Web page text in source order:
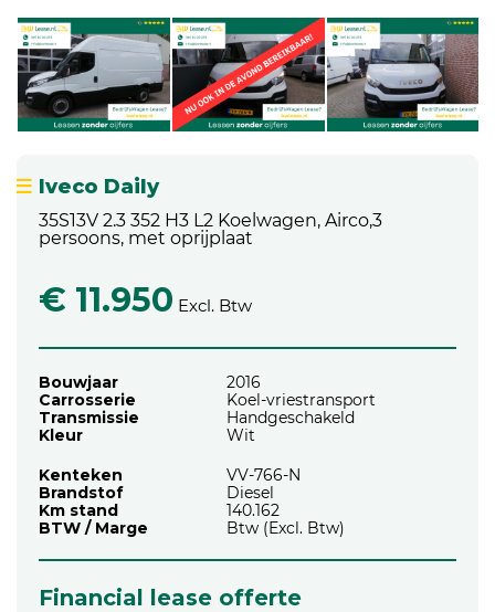
Iveco Daily
35S13V 2.3 352 H3 L2 Koelwagen, Airco,3
persoons, met oprijplaat
€ 11.950 Excl. Btw
Bouwjaar
2016
Carrosserie
Koel-vriestransport
Transmissie
Handgeschakeld
Kleur
Wit
Kenteken
VV-766-N
Brandstof
Diesel
Km stand
140.162
BTW / Marge
Btw (Excl. Btw)
Financial lease offerte